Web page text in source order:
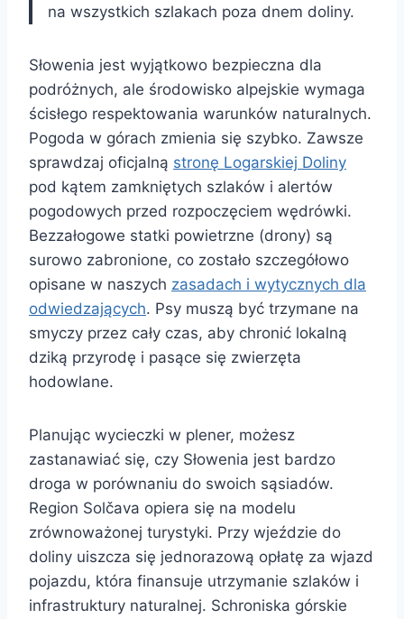
na wszystkich szlakach poza dnem doliny.
Słowenia jest wyjątkowo bezpieczna dla
podróżnych, ale środowisko alpejskie wymaga
ścisłego respektowania warunków naturalnych.
Pogoda w górach zmienia się szybko. Zawsze
sprawdzaj oficjalną stronę Logarskiej Doliny
pod kątem zamkniętych szlaków i alertów
pogodowych przed rozpoczęciem wędrówki.
Bezzałogowe statki powietrzne (drony) są
surowo zabronione, co zostało szczegółowo
opisane w naszych zasadach i wytycznych dla
odwiedzających. Psy muszą być trzymane na
smyczy przez cały czas, aby chronić lokalną
dziką przyrodę i pasące się zwierzęta
hodowlane.
Planując wycieczki w plener, możesz
zastanawiać się, czy Słowenia jest bardzo
droga w porównaniu do swoich sąsiadów.
Region Solčava opiera się na modelu
zrównoważonej turystyki. Przy wjeździe do
doliny uiszcza się jednorazową opłatę za wjazd
pojazdu, która finansuje utrzymanie szlaków i
infrastruktury naturalnej. Schroniska górskie